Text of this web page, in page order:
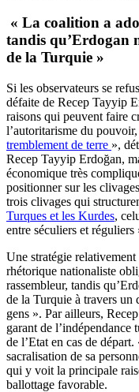
« La coalition a
tandis qu’Erdogan
de la Turquie »
Si les observateurs se
défaite de Recep Tayyip
raisons qui peuvent faire
l’autoritarisme du
tremblement de terre »,
Recep Tayyip Erdoğan,
économique très
positionner sur les
trois clivages qui
Turques et les Kurdes,
entre séculiers et
Une stratégie
rhétorique nationaliste
rassembleur, tandis
de la Turquie à travers un
gens ». Par ailleurs,
garant de l’indépendance
de l’Etat en cas de
sacralisation de sa
qui y voit la principale
ballottage favorable.